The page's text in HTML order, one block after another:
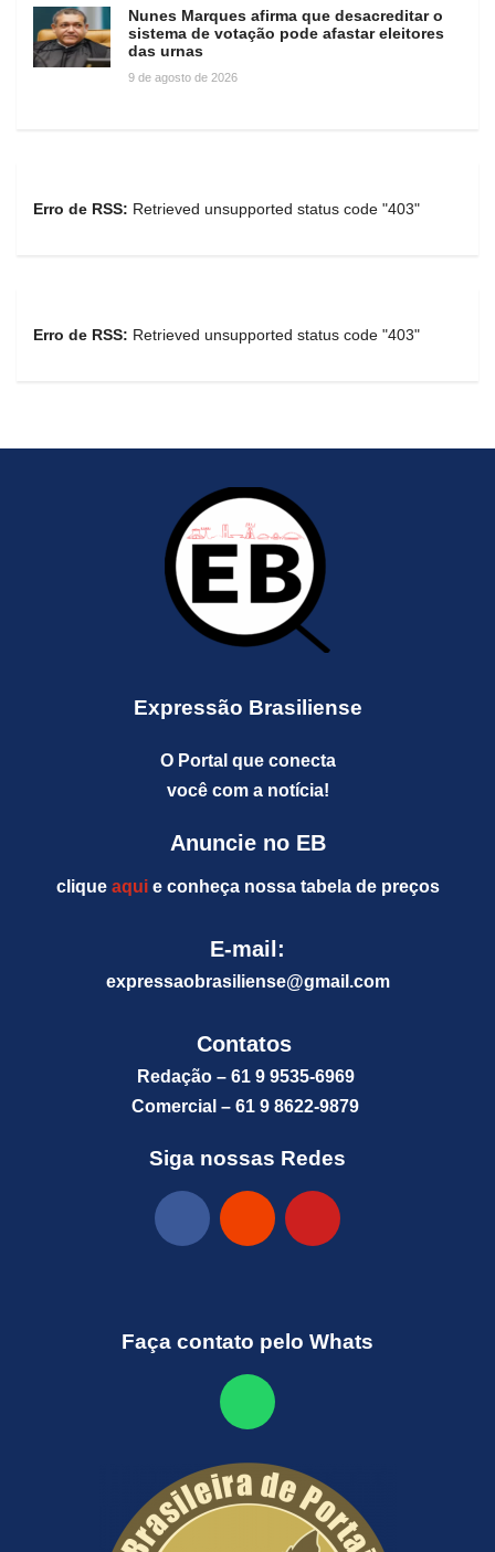
Nunes Marques afirma que desacreditar o
sistema de votação pode afastar eleitores
das urnas
9 de agosto de 2026
Erro de RSS: Retrieved unsupported status code "403"
Erro de RSS: Retrieved unsupported status code "403"
Expressão Brasiliense
O Portal que conecta
você com a notícia!
Anuncie no EB
clique aquie conheça nossa tabela de preços
E-mail:
expressaobrasiliense@gmail.com
Contatos
Redação – 61 9 9535-6969
Comercial – 61 9 8622-9879
Siga nossas Redes
Faça contato pelo Whats